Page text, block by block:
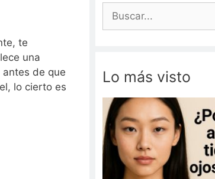
te
una
de que
lo cierto es
Buscar:
Lo más visto